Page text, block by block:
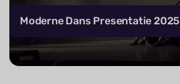
Moderne Dans Presentatie 2025